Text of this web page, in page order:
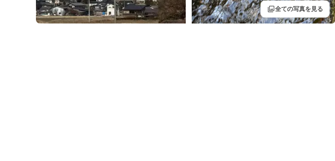
filter全ての写真を見る